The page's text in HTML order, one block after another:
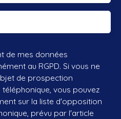
de mes données
au RGPD. Si vous ne
de prospection
vous pouvez
sur la liste d'opposition
prévu par l'article